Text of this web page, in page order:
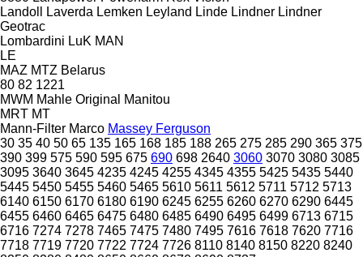
Landoll
Laverda Lemken Leyland Linde Lindner Lindner
Geotrac
Lombardini LuK MAN
LE
MAZ MTZ Belarus
80 82 1221
MWM Mahle Original
Manitou
MRT MT
Mann-Filter Marco Massey Ferguson
30 35 40 50 65 135 165 168 185 188 265 275 285 290 365 375
390 399 575 590 595 675 690 698 2640 3060 3070 3080 3085
3095 3640 3645 4235 4245 4255 4345 4355 5425 5435 5440
5445 5450 5455 5460 5465 5610 5611 5612 5711 5712 5713
6140 6150 6170 6180 6190 6245 6255 6260 6270 6290 6445
6455 6460 6465 6475 6480 6485 6490 6495 6499 6713 6715
6716 7274 7278 7465 7475 7480 7495 7616 7618 7620 7716
7718 7719 7720 7722 7724 7726 8110 8140 8150 8220 8240